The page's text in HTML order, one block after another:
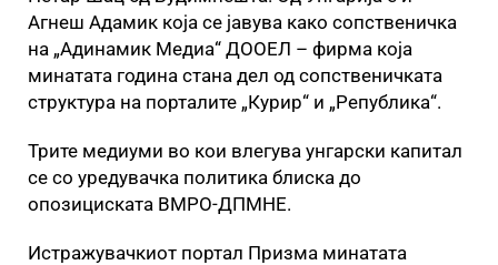
Агнеш Адамик која се јавува како сопственичка
на „Адинамик Медиа“ ДООЕЛ – фирма која
минатата година стана дел од сопственичката
структура на порталите „Курир“ и „Република“.
Трите медиуми во кои влегува унгарски капитал
се со уредувачка политика блиска до
опозициската ВМРО-ДПМНЕ.
Истражувачкиот портал Призма минатата